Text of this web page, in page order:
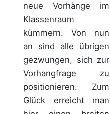
neue Vorhänge im
Klassenraum
kümmern. Von nun
an sind alle übrigen
gezwungen, sich zur
Vorhangfrage zu
positionieren. Zum
Glück erreicht man